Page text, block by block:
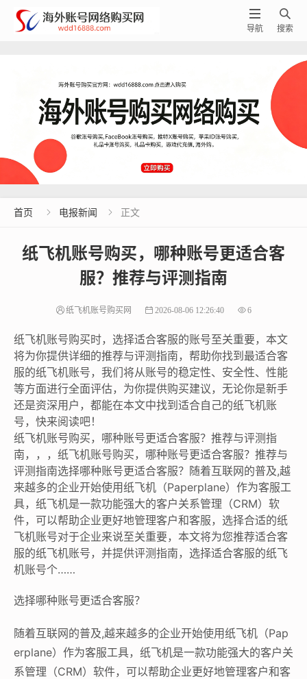

搜索

导航
首页  电报新闻  正文
纸飞机账号购买，哪种账号更适合客
服？推荐与评测指南
纸飞机账号购买网 2026-08-06 12:26:40 6
纸飞机账号购买时，选择适合客服的账号至关重要，本文
将为你提供详细的推荐与评测指南，帮助你找到最适合客
服的纸飞机账号，我们将从账号的稳定性、安全性、性能
等方面进行全面评估，为你提供购买建议，无论你是新手
还是资深用户，都能在本文中找到适合自己的纸飞机账
号，快来阅读吧！
纸飞机账号购买，哪种账号更适合客服？推荐与评测指
南，，，纸飞机账号购买，哪种账号更适合客服？推荐与
评测指南选择哪种账号更适合客服？随着互联网的普及,越
来越多的企业开始使用纸飞机（Paperplane）作为客服工
具，纸飞机是一款功能强大的客户关系管理（CRM）软
件，可以帮助企业更好地管理客户和客服，选择合适的纸
飞机账号对于企业来说至关重要，本文将为您推荐适合客
服的纸飞机账号，并提供评测指南，选择适合客服的纸飞
机账号个……
选择哪种账号更适合客服？
随着互联网的普及,越来越多的企业开始使用纸飞机（Pap
erplane）作为客服工具，纸飞机是一款功能强大的客户关
系管理（CRM）软件，可以帮助企业更好地管理客户和客